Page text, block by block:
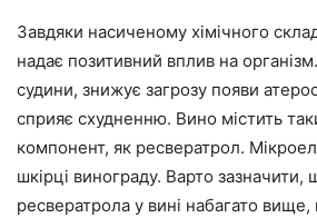
Завдяки насиченому хімічного
надає позитивний вплив на
судини, знижує загрозу появи
сприяє схудненню. Вино містить
компонент, як ресвератрол.
шкірці винограду. Варто зазначити,
ресвератрола у вині набагато вище,